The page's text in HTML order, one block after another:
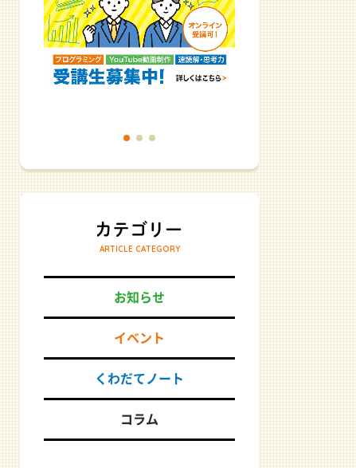
ARTICLE CATEGORY
お知らせ
イベント
くわだてノート
コラム